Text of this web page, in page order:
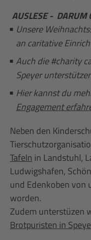
AUSLESE - DARUM
Unsere
an caritative
Auch die #charity
Speyer
Hier kannst du
Engagement
Neben den
Tafeln in Landstuhl,
Ludwigshafen,
und Edenkoben von
worden.
Zudem unterstüzen
Brotpuristen in